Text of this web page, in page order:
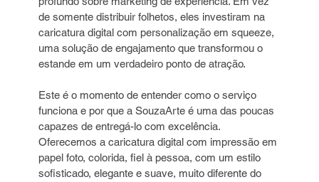
de somente distribuir folhetos, eles investiram na
caricatura digital com personalização em squeeze,
uma solução de engajamento que transformou o
estande em um verdadeiro ponto de atração.
Este é o momento de entender como o serviço
funciona e por que a SouzaArte é uma das poucas
capazes de entregá-lo com excelência.
Oferecemos a caricatura digital com impressão em
papel foto, colorida, fiel à pessoa, com um estilo
sofisticado, elegante e suave, muito diferente do